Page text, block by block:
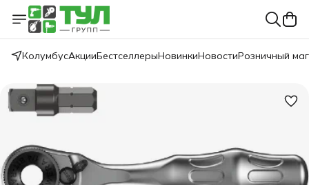
КолумбусАкцииБестселлерыНовинкиНовостиРозничный